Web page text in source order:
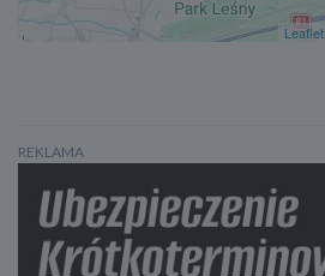
Leaflet
REKLAMA